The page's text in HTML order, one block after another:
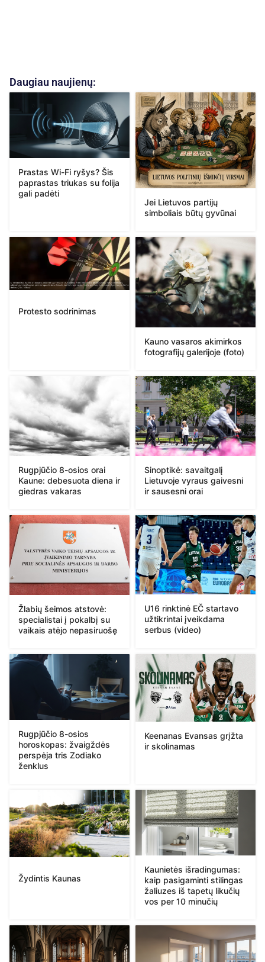
Daugiau naujienų:
Prastas Wi-Fi ryšys? Šis
paprastas triukas su folija
gali padėti
Jei Lietuvos partijų
simboliais būtų gyvūnai
Protesto sodrinimas
Kauno vasaros akimirkos
fotografijų galerijoje (foto)
Rugpjūčio 8-osios orai
Kaune: debesuota diena ir
giedras vakaras
Sinoptikė: savaitgalį
Lietuvoje vyraus gaivesni
ir sausesni orai
Žlabių šeimos atstovė:
specialistai į pokalbį su
vaikais atėjo nepasiruošę
U16 rinktinė EČ startavo
užtikrintai įveikdama
serbus (video)
Rugpjūčio 8-osios
horoskopas: žvaigždės
perspėja tris Zodiako
ženklus
Keenanas Evansas grįžta
ir skolinamas
Žydintis Kaunas
Kaunietės išradingumas:
kaip pasigaminti stilingas
žaliuzes iš tapetų likučių
vos per 10 minučių